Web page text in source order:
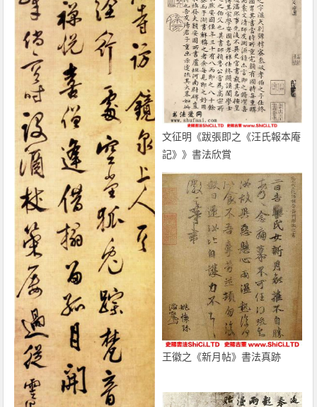
文征明《跋張即之《汪氏報本庵
記》》書法欣賞
王徽之《新月帖》書法真跡